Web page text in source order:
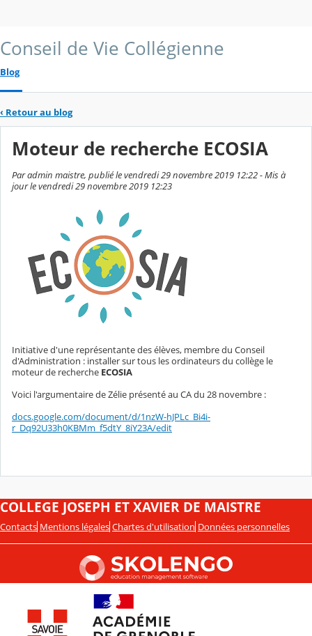
Conseil de Vie Collégienne
Blog
‹ Retour au blog
Moteur de recherche ECOSIA
Par admin maistre, publié le vendredi 29 novembre 2019 12:22 - Mis à
jour le vendredi 29 novembre 2019 12:23
Initiative d'une représentante des élèves, membre du Conseil
d'Administration : installer sur tous les ordinateurs du collège le
moteur de recherche ECOSIA
Voici l'argumentaire de Zélie présenté au CA du 28 novembre :
docs.google.com/document/d/1nzW-hJPLc_Bi4i-
r_Dq92U33h0KBMm_f5dtY_8iY23A/edit
COLLEGE JOSEPH ET XAVIER DE MAISTRE
Contacts Mentions légales Chartes d'utilisation Données personnelles